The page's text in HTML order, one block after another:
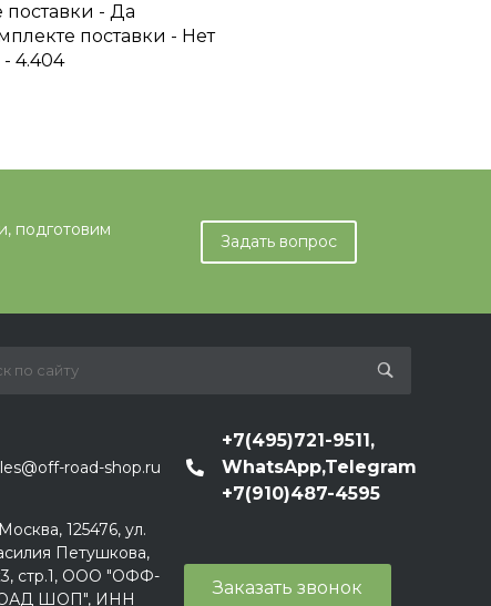
- Да
поставки - Нет
4.404
подготовим
Задать вопрос
road-shop.ru
+7(495)721-9511,
WhatsApp,Telegram
+7(910)487-4595
125476, ул.
Петушкова,
стр.1, ООО "ОФФ-
ШОП", ИНН
Заказать звонок